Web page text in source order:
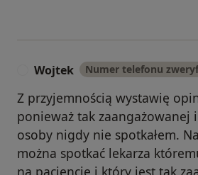
Wojtek Numer telefonu
Z przyjemnością wystawię
ponieważ tak zaangażowanej
osoby nigdy nie spotkałem.
można spotkać lekarza
na pacjencie i który jest tak